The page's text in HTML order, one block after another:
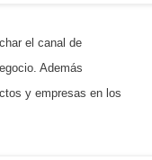
el canal de
Además
y empresas en los